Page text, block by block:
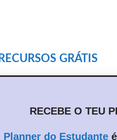
RECURSOS GRÁTIS
RECEBE O TEU
Planner do Estudanteé